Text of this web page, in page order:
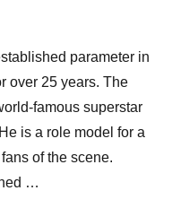
parameter in
over 25 years. The
famous superstar
is a role model for a
of the scene.
…